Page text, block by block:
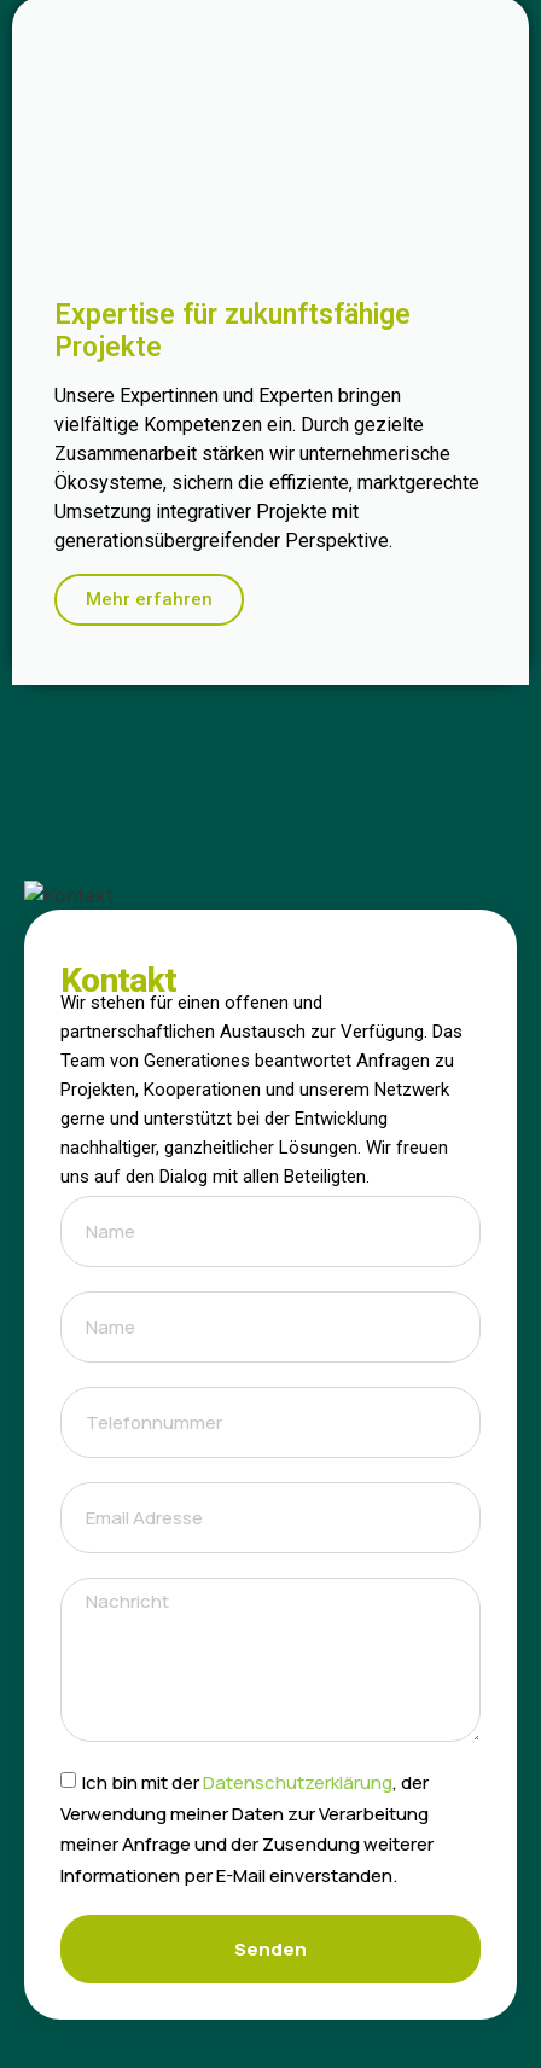
Expertise für zukunftsfähige
Projekte
Unsere Expertinnen und Experten bringen
vielfältige Kompetenzen ein. Durch gezielte
Zusammenarbeit stärken wir unternehmerische
Ökosysteme, sichern die effiziente, marktgerechte
Umsetzung integrativer Projekte mit
generationsübergreifender Perspektive.
Mehr erfahren
Kontakt
Wir stehen für einen offenen und
partnerschaftlichen Austausch zur Verfügung. Das
Team von Generationes beantwortet Anfragen zu
Projekten, Kooperationen und unserem Netzwerk
gerne und unterstützt bei der Entwicklung
nachhaltiger, ganzheitlicher Lösungen. Wir freuen
uns auf den Dialog mit allen Beteiligten.
Ich bin mit derDatenschutzerklärung, der
Verwendung meiner Daten zur Verarbeitung
meiner Anfrage und der Zusendung weiterer
Informationen per E-Mail einverstanden.
Senden